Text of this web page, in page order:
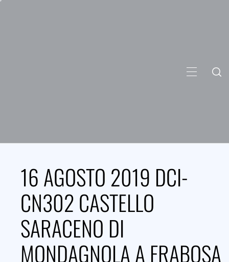
PRIMARY
16 AGOSTO 2019 DCI-
CN302 CASTELLO
SARACENO DI
MONDAGNOLA A FRABOSA